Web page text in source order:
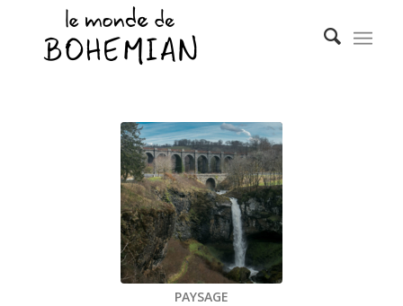
PAYSAGE